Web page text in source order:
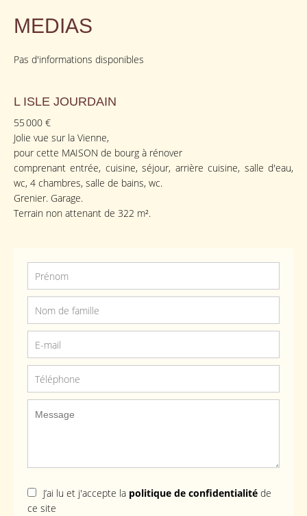
MEDIAS
Pas d'informations disponibles
L ISLE JOURDAIN
55 000 €
Jolie vue sur la Vienne,
pour cette MAISON de bourg à rénover
comprenant entrée, cuisine, séjour, arrière cuisine, salle d'eau,
wc, 4 chambres, salle de bains, wc.
Grenier. Garage.
Terrain non attenant de 322 m².
J’ai lu et j'accepte la politique de confidentialité de
ce site